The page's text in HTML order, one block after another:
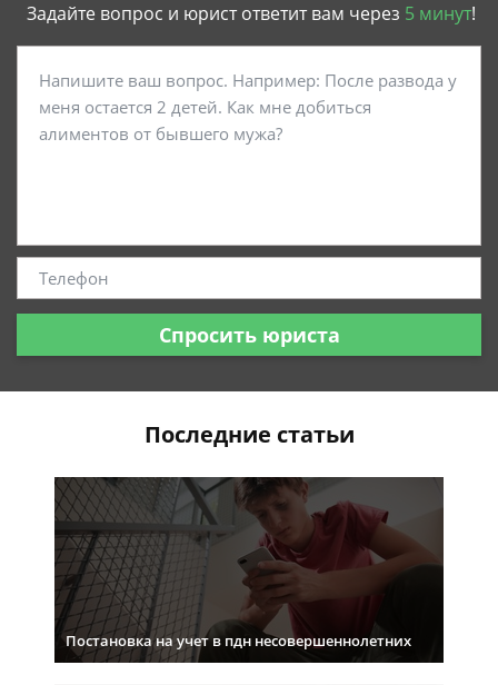
Задайте вопрос и юрист ответит вам через 5 минут!
Спросить юриста
Последние статьи
Постановка на учет в пдн несовершеннолетних